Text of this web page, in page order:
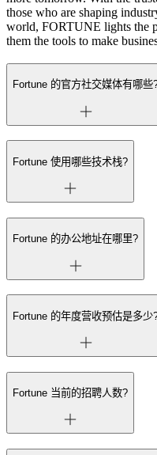
those who are shaping
world, FORTUNE lights the
them the tools to make
Fortune 的官方社交媒体有哪些
Fortune 使用哪些技术栈?
Fortune 的办公地址在哪里?
Fortune 的年度营收预估是多少
Fortune 当前的招聘人数?